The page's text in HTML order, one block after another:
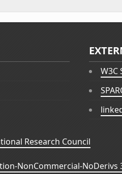
W3C
Research Council
NonCommercial-NoDerivs